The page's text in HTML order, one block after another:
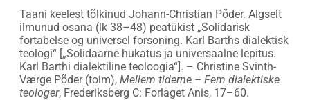
Taani keelest tõlkinud Johann-Christian Põder. Algselt
ilmunud osana (lk 38–48) peatükist „Solidarisk
fortabelse og universel forsoning. Karl Barths dialektisk
teologi“ [„Solidaarne hukatus ja universaalne lepitus.
Karl Barthi dialektiline teoloogia“]. – Christine Svinth-
Værge Põder (toim), Mellem tiderne – Fem dialektiske
teologer, Frederiksberg C: Forlaget Anis, 17–60.